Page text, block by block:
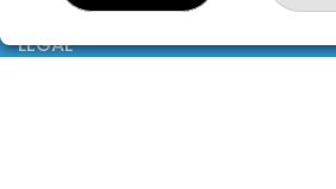
LEGAL